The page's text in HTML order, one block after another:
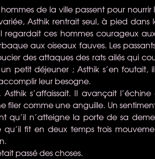
de la ville passent pour
Asthik rentrait seul, à pied dans
regardait ces hommes courageux
aux oiseaux fauves. Les
des attaques des rats ailés qui
petit déjeuner ; Asthik s’en foutait,
leur besogne.
s’affaissait. Il avançait
filer comme une anguille. Un
qu’il n’atteigne la porte de sa
qu’il fit en deux temps trois
passé des choses.